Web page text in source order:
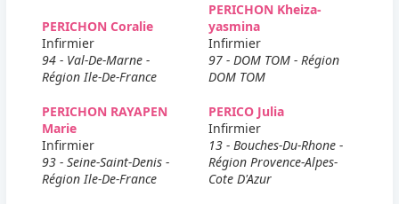
PERICHON Coralie
Infirmier
94 - Val-De-Marne -
Région Ile-De-France
PERICHON Kheiza-
yasmina
Infirmier
97 - DOM TOM - Région
DOM TOM
PERICHON RAYAPEN
Marie
Infirmier
93 - Seine-Saint-Denis -
Région Ile-De-France
PERICO Julia
Infirmier
13 - Bouches-Du-Rhone -
Région Provence-Alpes-
Cote D'Azur